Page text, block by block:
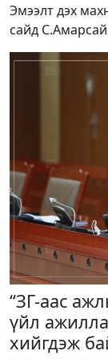
Эмээлт дэх
сайд
“ЗГ-аас
үйл
хийгдэж